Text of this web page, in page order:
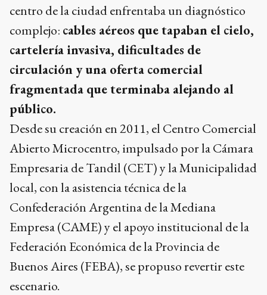
centro de la ciudad enfrentaba un diagnóstico
complejo: cables aéreos que tapaban el cielo,
cartelería invasiva, dificultades de
circulación y una oferta comercial
fragmentada que terminaba alejando al
público.
Desde su creación en 2011, el Centro Comercial
Abierto Microcentro, impulsado por la Cámara
Empresaria de Tandil (CET) y la Municipalidad
local, con la asistencia técnica de la
Confederación Argentina de la Mediana
Empresa (CAME) y el apoyo institucional de la
Federación Económica de la Provincia de
Buenos Aires (FEBA), se propuso revertir este
escenario.